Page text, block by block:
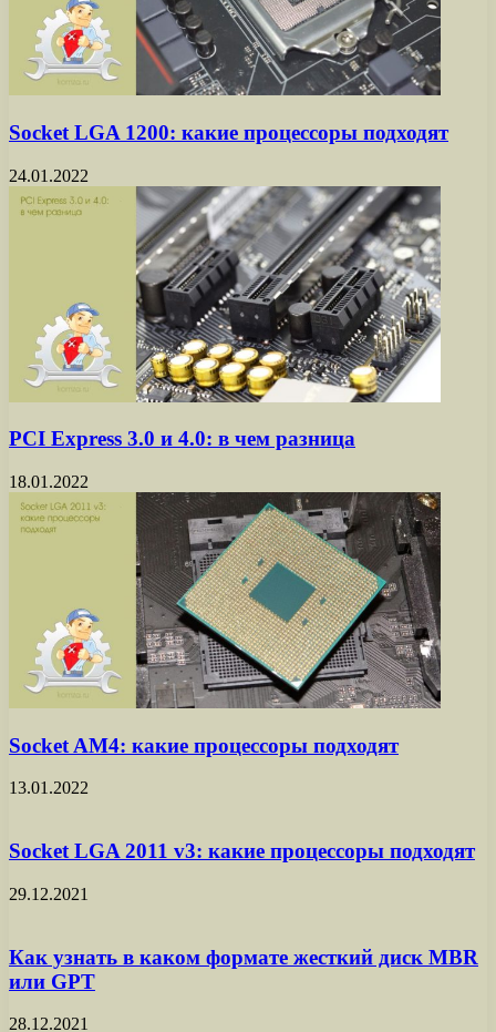
Socket LGA 1200: какие процессоры подходят
24.01.2022
PCI Express 3.0 и 4.0: в чем разница
18.01.2022
Socket AM4: какие процессоры подходят
13.01.2022
Socket LGA 2011 v3: какие процессоры подходят
29.12.2021
Как узнать в каком формате жесткий диск MBR
или GPT
28.12.2021